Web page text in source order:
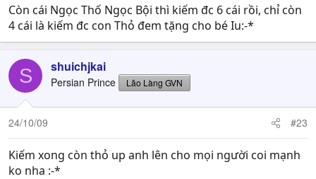
Còn cái Ngọc Thố Ngọc Bội thì kiếm đc 6 cái rồi, chỉ còn
4 cái là kiếm đc con Thỏ đem tặng cho bé Iu:-*
S shuichjkai
Persian Prince Lão Làng GVN
24/10/09 #23
Kiếm xong còn thỏ up anh lên cho mọi người coi mạnh
ko nha :-*